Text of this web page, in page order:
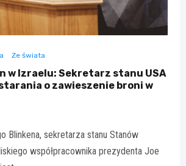
Ze świata
w Izraelu: Sekretarz stanu USA
o zawieszenie broni w
Blinkena, sekretarza stanu Stanów
współpracownika prezydenta Joe